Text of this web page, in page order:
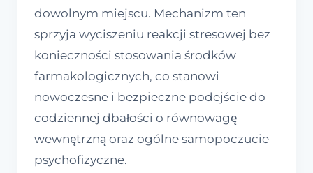
dowolnym miejscu. Mechanizm ten
sprzyja wyciszeniu reakcji stresowej bez
konieczności stosowania środków
farmakologicznych, co stanowi
nowoczesne i bezpieczne podejście do
codziennej dbałości o równowagę
wewnętrzną oraz ogólne samopoczucie
psychofizyczne.